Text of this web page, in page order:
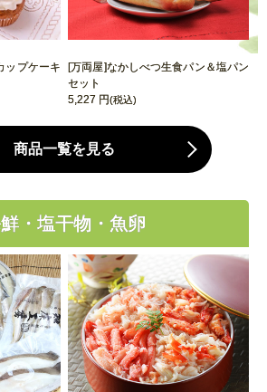
ップケーキ
[万両屋]なかしべつ生食パン＆塩パン
セット
5,227 円(税込)
商品一覧を見る
・塩干物・魚卵